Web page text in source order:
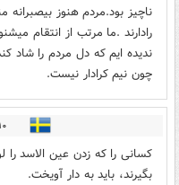
ناچيز بود.مردم هنوز
رادارند .ما مرتب از انتقام
نديده ايم كه دل مردم را شاد
چون نيم كرادار نيست.
کسانی را که زدن عین الاسد را
بگیرند، باید به دار آویخت.